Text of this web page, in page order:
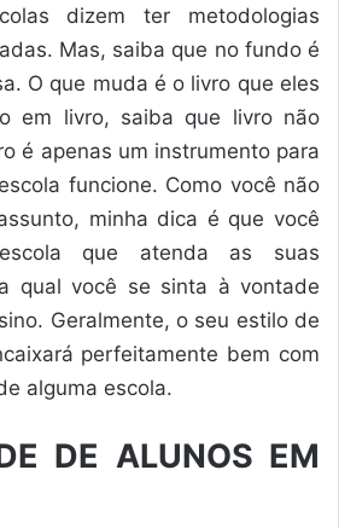
dizem ter metodologias
Mas, saiba que no fundo é
O que muda é o livro que eles
em livro, saiba que livro não
é apenas um instrumento para
funcione. Como você não
minha dica é que você
que atenda as suas
qual você se sinta à vontade
Geralmente, o seu estilo de
perfeitamente bem com
alguma escola.
DE ALUNOS EM